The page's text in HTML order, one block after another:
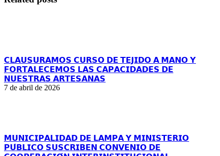
𝗖𝗟𝗔𝗨𝗦𝗨𝗥𝗔𝗠𝗢𝗦 𝗖𝗨𝗥𝗦𝗢 𝗗𝗘 𝗧𝗘𝗝𝗜𝗗𝗢 𝗔 𝗠𝗔𝗡𝗢 𝗬
𝗙𝗢𝗥𝗧𝗔𝗟𝗘𝗖𝗘𝗠𝗢𝗦 𝗟𝗔𝗦 𝗖𝗔𝗣𝗔𝗖𝗜𝗗𝗔𝗗𝗘𝗦 𝗗𝗘
𝗡𝗨𝗘𝗦𝗧𝗥𝗔𝗦 𝗔𝗥𝗧𝗘𝗦𝗔𝗡𝗔𝗦
7 de abril de 2026
𝗠𝗨𝗡𝗜𝗖𝗜𝗣𝗔𝗟𝗜𝗗𝗔𝗗 𝗗𝗘 𝗟𝗔𝗠𝗣𝗔 𝗬 𝗠𝗜𝗡𝗜𝗦𝗧𝗘𝗥𝗜𝗢
𝗣𝗨́𝗕𝗟𝗜𝗖𝗢 𝗦𝗨𝗦𝗖𝗥𝗜𝗕𝗘𝗡 𝗖𝗢𝗡𝗩𝗘𝗡𝗜𝗢 𝗗𝗘